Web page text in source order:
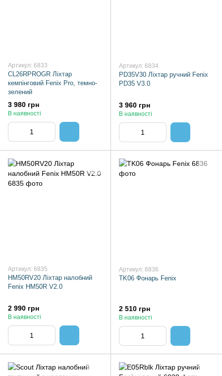
Артикул: 6833
CL26RPROGR Ліхтар
кемпінговий Fenix Pro, темно-
зелений
3 980 грн
В наявності
Артикул: 6834
PD35V30 Ліхтар ручний Fenix
PD35 V3.0
3 960 грн
В наявності
Артикул: 6835
HM50RV20 Ліхтар налобний
Fenix HM50R V2.0
2 990 грн
В наявності
Артикул: 6836
TK06 Фонарь Fenix
2 510 грн
В наявності